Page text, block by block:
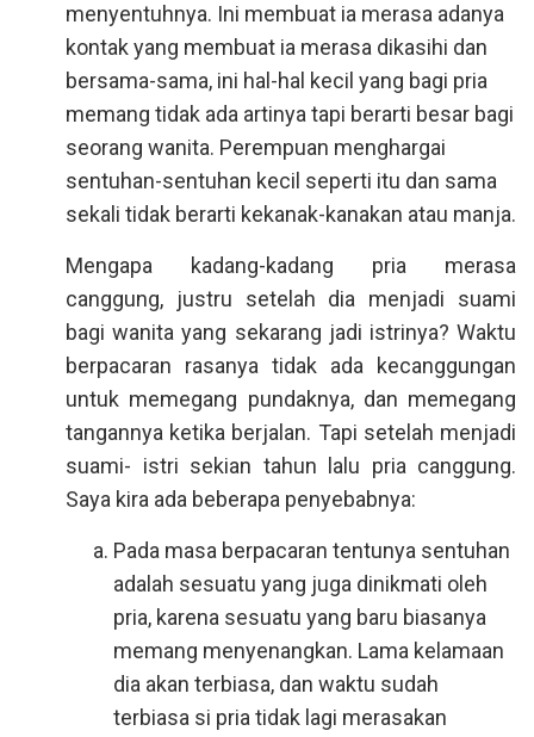
menyentuhnya. Ini membuat ia merasa adanya
kontak yang membuat ia merasa dikasihi dan
bersama-sama, ini hal-hal kecil yang bagi pria
memang tidak ada artinya tapi berarti besar bagi
seorang wanita. Perempuan menghargai
sentuhan-sentuhan kecil seperti itu dan sama
sekali tidak berarti kekanak-kanakan atau manja.
Mengapa kadang-kadang pria merasa
canggung, justru setelah dia menjadi suami
bagi wanita yang sekarang jadi istrinya? Waktu
berpacaran rasanya tidak ada kecanggungan
untuk memegang pundaknya, dan memegang
tangannya ketika berjalan. Tapi setelah menjadi
suami- istri sekian tahun lalu pria canggung.
Saya kira ada beberapa penyebabnya:
Pada masa berpacaran tentunya sentuhan
adalah sesuatu yang juga dinikmati oleh
pria, karena sesuatu yang baru biasanya
memang menyenangkan. Lama kelamaan
dia akan terbiasa, dan waktu sudah
terbiasa si pria tidak lagi merasakan